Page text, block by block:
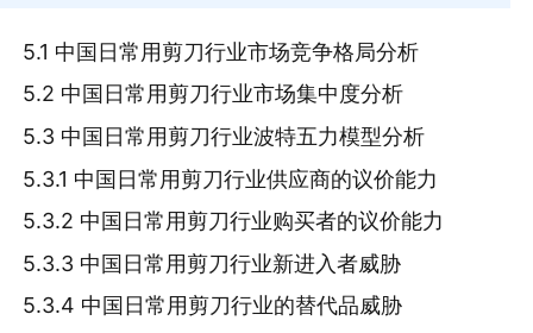
5.1 中国日常用剪刀行业市场竞争格局分析
5.2 中国日常用剪刀行业市场集中度分析
5.3 中国日常用剪刀行业波特五力模型分析
5.3.1 中国日常用剪刀行业供应商的议价能力
5.3.2 中国日常用剪刀行业购买者的议价能力
5.3.3 中国日常用剪刀行业新进入者威胁
5.3.4 中国日常用剪刀行业的替代品威胁